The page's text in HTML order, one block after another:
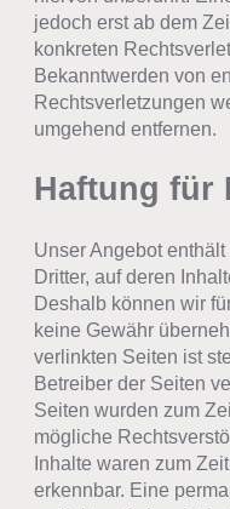
jedoch erst ab dem
konkreten
Bekanntwerden von
Rechtsverletzungen
umgehend entfernen.
Haftung für
Unser Angebot
Dritter, auf deren
Deshalb können wir
keine Gewähr
verlinkten Seiten ist
Betreiber der Seiten
Seiten wurden zum
mögliche
Inhalte waren zum
erkennbar. Eine